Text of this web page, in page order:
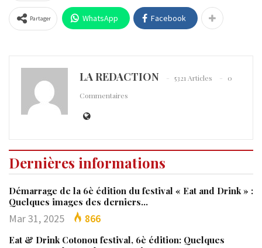
Partager WhatsApp Facebook
LA REDACTION 5321 Articles
0
Commentaires
Dernières informations
Démarrage de la 6è édition du festival « Eat and Drink » :
Quelques images des derniers…
Mar 31, 2025 866
Eat & Drink Cotonou festival, 6è édition: Quelques